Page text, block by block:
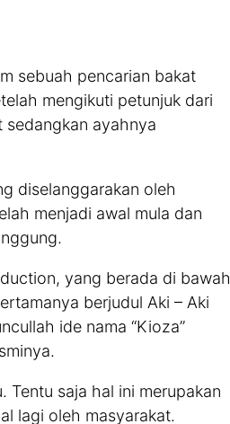
sebuah pencarian bakat
mengikuti petunjuk dari
sedangkan ayahnya
diselanggarakan oleh
menjadi awal mula dan
yang berada di bawah
berjudul Aki – Aki
ide nama “Kioza”
Tentu saja hal ini merupakan
lagi oleh masyarakat.